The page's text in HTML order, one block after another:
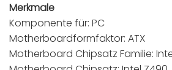
Merkmale
Komponente für: PC
Motherboardformfaktor: ATX
Motherboard Chipsatz Familie: